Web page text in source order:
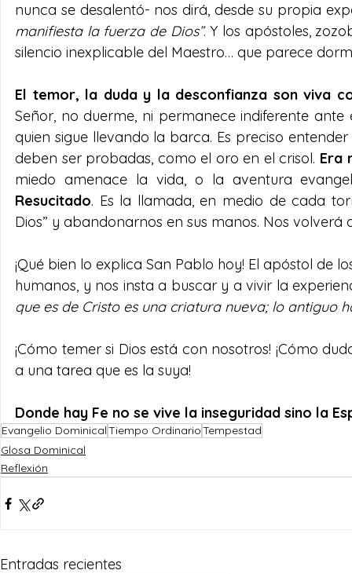
nunca se desalentó- nos dirá, desde su propia
manifiesta la fuerza de Dios”. Y los apóstoles,
silencio inexplicable del Maestro… que parece
El temor, la duda y la desconfianza son viva
Señor, no duerme, ni permanece indiferente
quien sigue llevando la barca. Es preciso
deben ser probadas, como el oro en el crisol. Era
miedo amenace la vida, o la aventura
Resucitado. Es la llamada, en medio de cada
Dios” y abandonarnos en sus manos. Nos volverá
¡Qué bien lo explica San Pablo hoy! El apóstol de
humanos, y nos insta a buscar y a vivir la
que es de Cristo es una criatura nueva; lo antiguo
¡Cómo temer si Dios está con nosotros! ¡Cómo
a una tarea que es la suya!
Donde hay Fe no se vive la inseguridad sino la
Evangelio DominicalTiempo OrdinarioTempestad
Glosa Dominical
Reflexión
Entradas recientes